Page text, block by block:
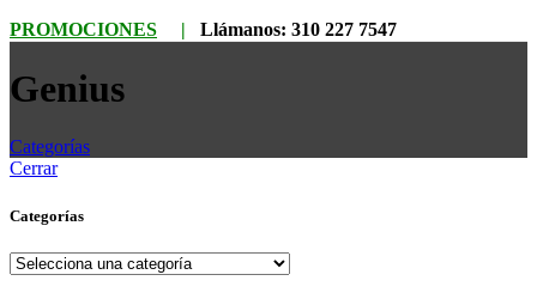
PROMOCIONES | Llámanos: 310 227 7547
Genius
Categorías
Cerrar
Categorías